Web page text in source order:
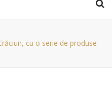
cu o serie de produse